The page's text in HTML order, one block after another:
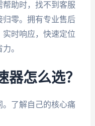
助时，找不到客服
归零。拥有专业售后
时响应，快速定位
。
器怎么选？
。了解自己的核心痛